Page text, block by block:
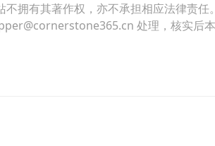
拥有其著作权，亦不承担相应法律责任
处理，核实后